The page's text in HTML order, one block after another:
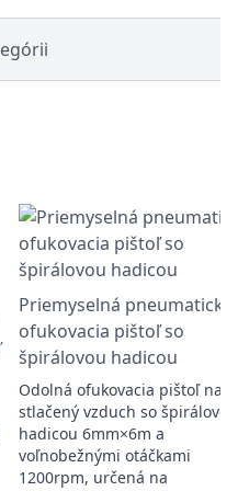
Priemyselná pneumatická
ofukovacia pištoľ so
špirálovou hadicou
Odolná ofukovacia pištoľ na
stlačený vzduch so špirálovou
hadicou 6mm×6m a
voľnobežnými otáčkami
1200rpm, určená na